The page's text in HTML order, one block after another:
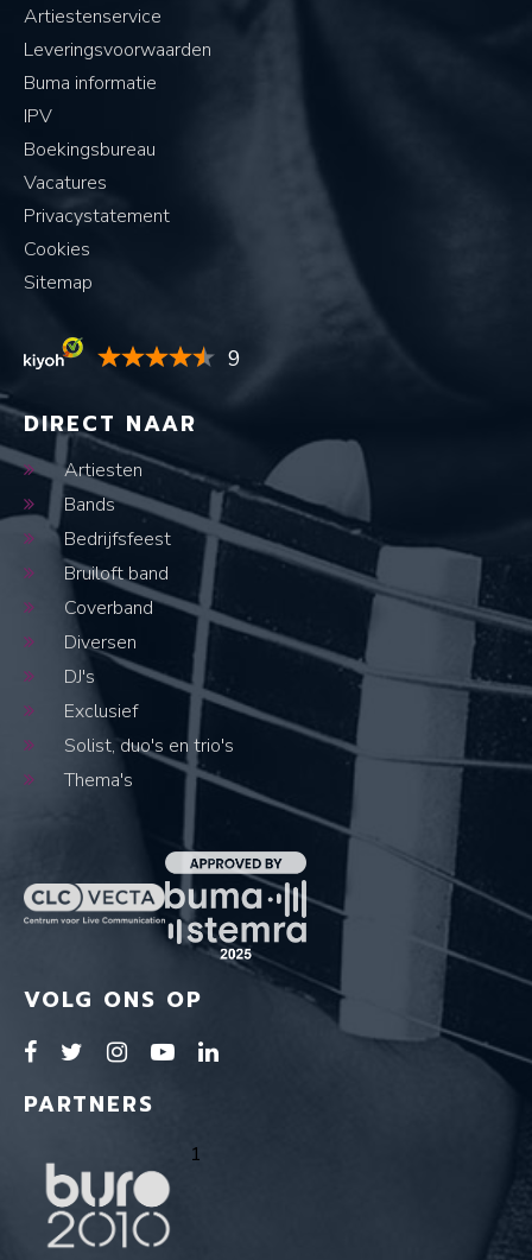
Artiestenservice
Leveringsvoorwaarden
Buma informatie
IPV
Boekingsbureau
Vacatures
Privacystatement
Cookies
Sitemap
9
DIRECT NAAR
Artiesten
Bands
Bedrijfsfeest
Bruiloft band
Coverband
Diversen
DJ's
Exclusief
Solist, duo's en trio's
Thema's
VOLG ONS OP
PARTNERS
1